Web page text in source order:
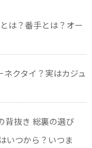
は？番手とは？オー
クタイ？実はカジュ
背抜き 総裏の選び
いつから？いつま